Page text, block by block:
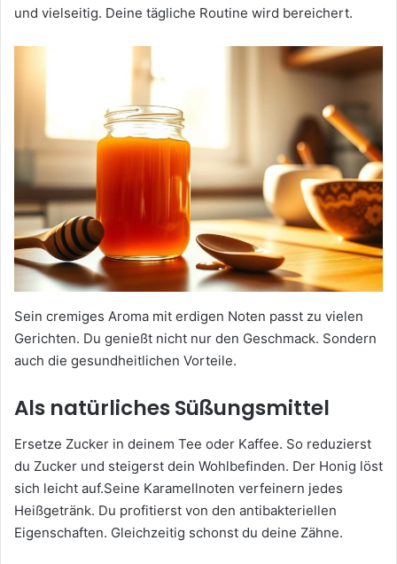
und vielseitig. Deine tägliche Routine wird bereichert.
Sein cremiges Aroma mit erdigen Noten passt zu vielen
Gerichten. Du genießt nicht nur den Geschmack. Sondern
auch die gesundheitlichen Vorteile.
Als natürliches Süßungsmittel
Ersetze Zucker in deinem Tee oder Kaffee. So reduzierst
du Zucker und steigerst dein Wohlbefinden. Der Honig löst
sich leicht auf.Seine Karamellnoten verfeinern jedes
Heißgetränk. Du profitierst von den antibakteriellen
Eigenschaften. Gleichzeitig schonst du deine Zähne.